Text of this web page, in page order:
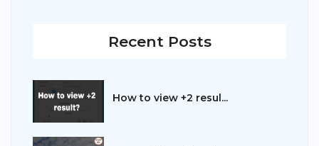
Recent Posts
How to view +2 resul...